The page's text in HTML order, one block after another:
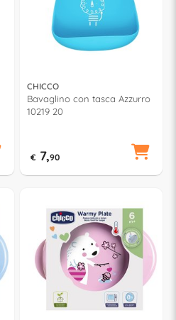
CHICCO
Bavaglino con tasca Azzurro
10219 20
€ 7,90